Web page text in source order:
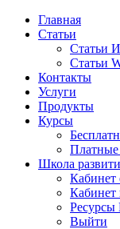
Главная
Статьи
Статьи
Статьи
Контакты
Услуги
Продукты
Курсы
Школа
Кабинет
Кабинет
Выйти